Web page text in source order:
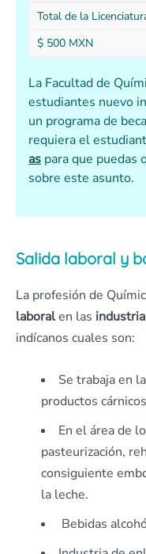
Total de la
$ 500 MXN
La Facultad de
estudiantes nuevo
un programa de
requiera el
as para que puedas
sobre este asunto.
Salida laboral y
La profesión de
laboralen las
indícanos cuales son:
Se trabaja en
productos
En el área de
pasteurización,
consiguiente
la leche.
Bebidas